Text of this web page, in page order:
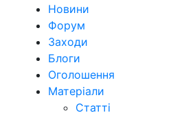
Новини
Форум
Заходи
Блоги
Оголошення
Матеріали
Статті